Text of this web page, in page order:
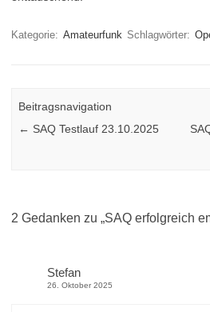
Kategorie: Amateurfunk Schlagwörter:
Beitragsnavigation
← SAQ Testlauf 23.10.2025
2 Gedanken zu „SAQ erfolgreich
Stefan
26. Oktober 2025